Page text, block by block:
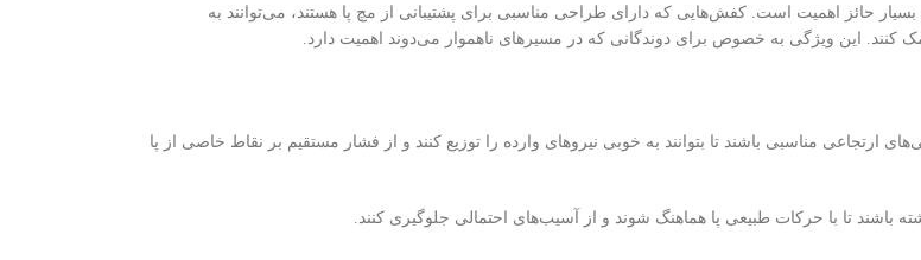
حائز اهمیت است. کفش‌هایی که دارای طراحی مناسبی برای پشتیبانی از مچ پا هستند، می‌توانند به
کنند. این ویژگی به خصوص برای دوندگانی که در مسیرهای ناهموار می‌دوند اهمیت دارد.
ارتجاعی مناسبی باشند تا بتوانند به خوبی نیروهای وارده را توزیع کنند و از فشار مستقیم بر نقاط خاصی از پا
باشند تا با حرکات طبیعی پا هماهنگ شوند و از آسیب‌های احتمالی جلوگیری کنند.